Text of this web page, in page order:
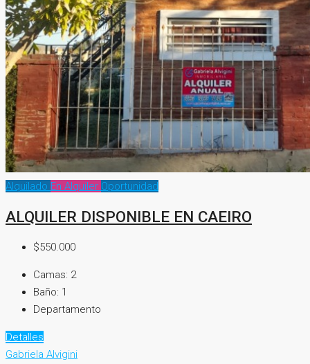
Alquilado En Alquiler Oportunidad
ALQUILER DISPONIBLE EN CAEIRO
$550.000
Camas: 2
Baño: 1
Departamento
Detalles
Gabriela Alvigini